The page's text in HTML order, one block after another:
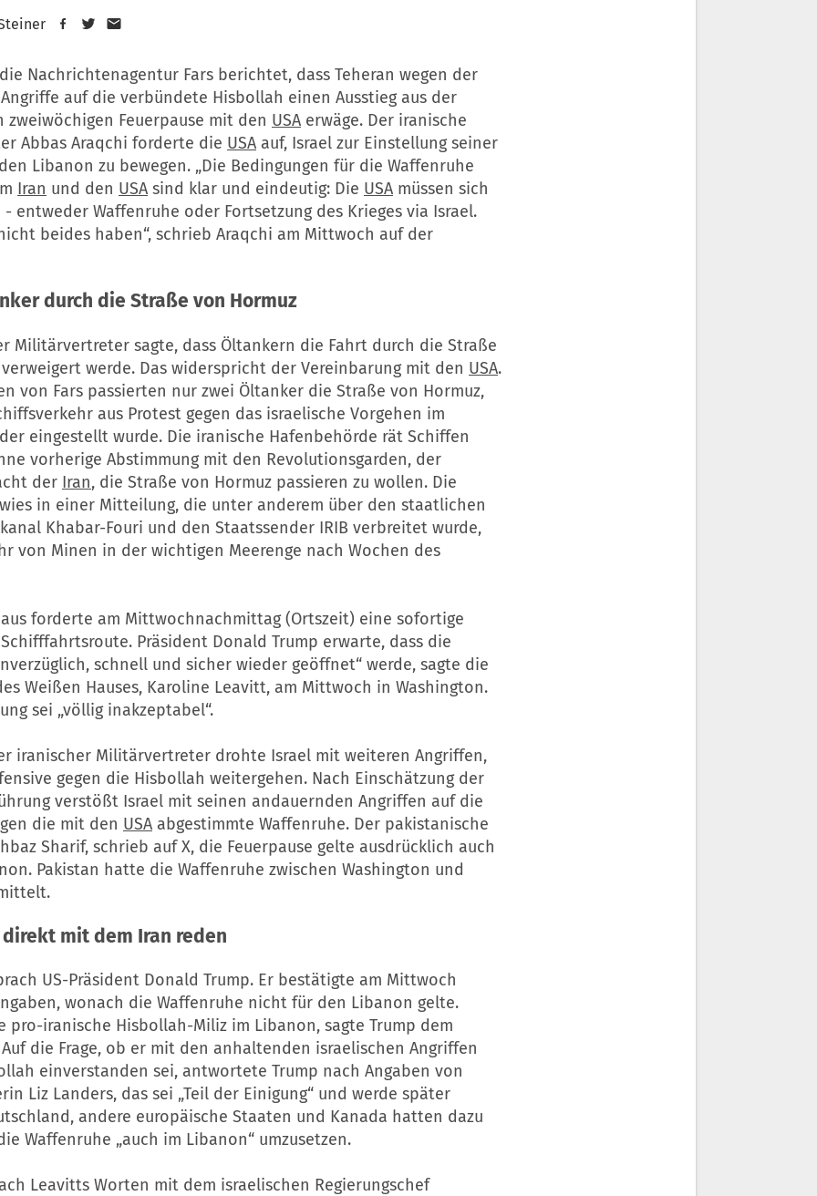
Nachrichtenagentur Fars berichtet, dass Teheran wegen der
auf die verbündete Hisbollah einen Ausstieg aus der
Feuerpause mit den USA erwäge. Der iranische
Abbas Araqchi forderte die USA auf, Israel zur Einstellung seiner
Libanon zu bewegen. „Die Bedingungen für die Waffenruhe
Iran und den USA sind klar und eindeutig: Die USA müssen sich
entweder Waffenruhe oder Fortsetzung des Krieges via Israel.
beides haben“, schrieb Araqchi am Mittwoch auf der
durch die Straße von Hormuz
Militärvertreter sagte, dass Öltankern die Fahrt durch die Straße
werde. Das widerspricht der Vereinbarung mit den USA.
von Fars passierten nur zwei Öltanker die Straße von Hormuz,
aus Protest gegen das israelische Vorgehen im
eingestellt wurde. Die iranische Hafenbehörde rät Schiffen
vorherige Abstimmung mit den Revolutionsgarden, der
der Iran, die Straße von Hormuz passieren zu wollen. Die
in einer Mitteilung, die unter anderem über den staatlichen
Khabar-Fouri und den Staatssender IRIB verbreitet wurde,
von Minen in der wichtigen Meerenge nach Wochen des
forderte am Mittwochnachmittag (Ortszeit) eine sofortige
Präsident Donald Trump erwarte, dass die
schnell und sicher wieder geöffnet“ werde, sagte die
Weißen Hauses, Karoline Leavitt, am Mittwoch in Washington.
sei „völlig inakzeptabel“.
iranischer Militärvertreter drohte Israel mit weiteren Angriffen,
gegen die Hisbollah weitergehen. Nach Einschätzung der
verstößt Israel mit seinen andauernden Angriffen auf die
die mit den USA abgestimmte Waffenruhe. Der pakistanische
Sharif, schrieb auf X, die Feuerpause gelte ausdrücklich auch
Pakistan hatte die Waffenruhe zwischen Washington und
mit dem Iran reden
US-Präsident Donald Trump. Er bestätigte am Mittwoch
wonach die Waffenruhe nicht für den Libanon gelte.
pro-iranische Hisbollah-Miliz im Libanon, sagte Trump dem
Auf die Frage, ob er mit den anhaltenden israelischen Angriffen
einverstanden sei, antwortete Trump nach Angaben von
Liz Landers, das sei „Teil der Einigung“ und werde später
andere europäische Staaten und Kanada hatten dazu
Waffenruhe „auch im Libanon“ umzusetzen.
Leavitts Worten mit dem israelischen Regierungschef